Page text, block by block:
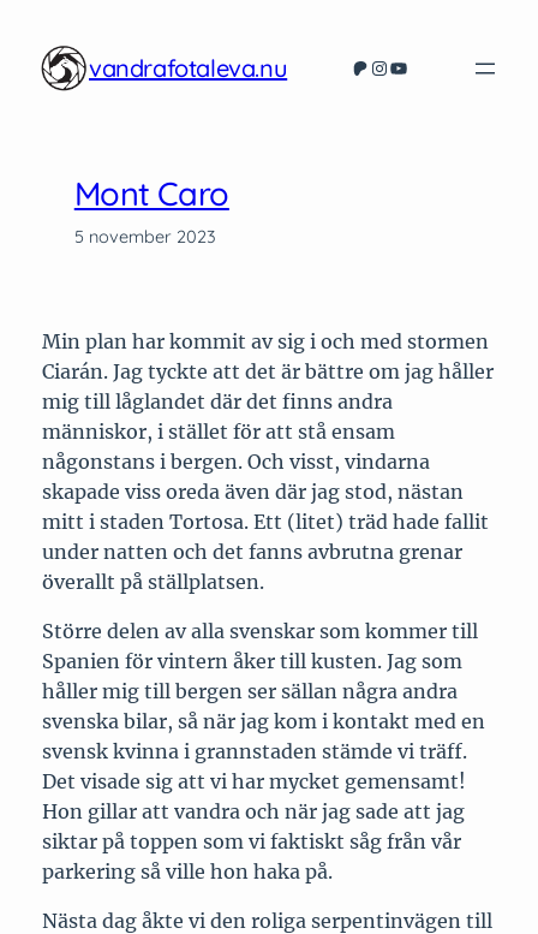
innehåll
vandrafotaleva.nu Patreon
Instagram
YouTube
Mont Caro
5 november 2023
Min plan har kommit av sig i och med stormen
Ciarán. Jag tyckte att det är bättre om jag håller
mig till låglandet där det finns andra
människor, i stället för att stå ensam
någonstans i bergen. Och visst, vindarna
skapade viss oreda även där jag stod, nästan
mitt i staden Tortosa. Ett (litet) träd hade fallit
under natten och det fanns avbrutna grenar
överallt på ställplatsen.
Större delen av alla svenskar som kommer till
Spanien för vintern åker till kusten. Jag som
håller mig till bergen ser sällan några andra
svenska bilar, så när jag kom i kontakt med en
svensk kvinna i grannstaden stämde vi träff.
Det visade sig att vi har mycket gemensamt!
Hon gillar att vandra och när jag sade att jag
siktar på toppen som vi faktiskt såg från vår
parkering så ville hon haka på.
Nästa dag åkte vi den roliga serpentinvägen till